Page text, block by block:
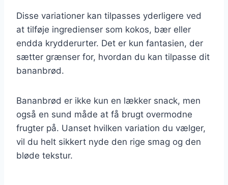
Disse variationer kan tilpasses yderligere ved
at tilføje ingredienser som kokos, bær eller
endda krydderurter. Det er kun fantasien, der
sætter grænser for, hvordan du kan tilpasse dit
bananbrød.
Bananbrød er ikke kun en lækker snack, men
også en sund måde at få brugt overmodne
frugter på. Uanset hvilken variation du vælger,
vil du helt sikkert nyde den rige smag og den
bløde tekstur.